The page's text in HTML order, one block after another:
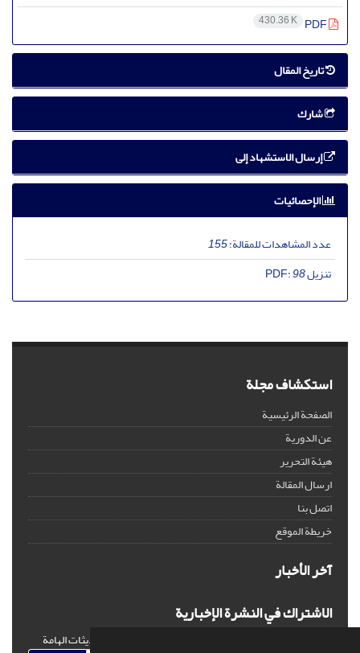
430.36 K
تاریخ المقال
شارك
إرسال الاستشهاد إلى
الإحصائيات
عدد المشاهدات للمقالة:155
تنزیل PDF:98
استكشاف مجلة
الصفحة الرئيسية
عن الدورية
هيئة التحرير
ارسال المقالة
اتصل بنا
خريطة الموقع
آخر الأخبار
الاشتراك في النشرة الإخبارية
اشترك في النشرة الإخبارية لدينا للحصول على الأخبار والتحديثات الهامة